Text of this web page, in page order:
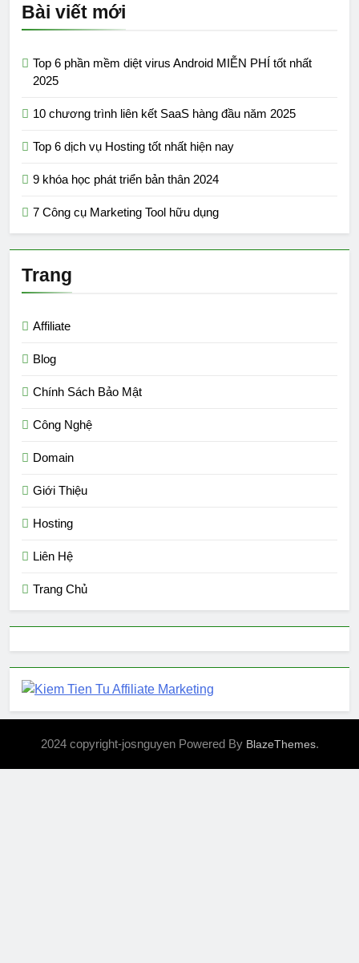
Bài viết mới
Top 6 phần mềm diệt virus Android MIỄN PHÍ tốt nhất
2025
10 chương trình liên kết SaaS hàng đầu năm 2025
Top 6 dịch vụ Hosting tốt nhất hiện nay
9 khóa học phát triển bản thân 2024
7 Công cụ Marketing Tool hữu dụng
Trang
Affiliate
Blog
Chính Sách Bảo Mật
Công Nghệ
Domain
Giới Thiệu
Hosting
Liên Hệ
Trang Chủ
2024 copyright-josnguyen Powered By BlazeThemes.